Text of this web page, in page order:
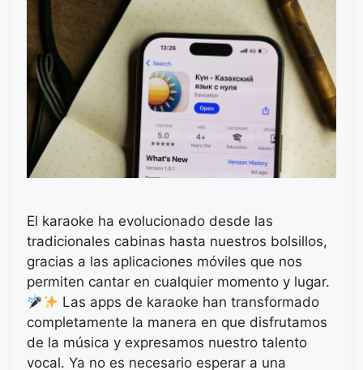
El karaoke ha evolucionado desde las
tradicionales cabinas hasta nuestros bolsillos,
gracias a las aplicaciones móviles que nos
permiten cantar en cualquier momento y lugar.
Las apps de karaoke han transformado
completamente la manera en que disfrutamos
de la música y expresamos nuestro talento
vocal. Ya no es necesario esperar a una